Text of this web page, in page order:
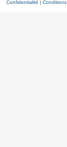
Confidentialité | Conditions